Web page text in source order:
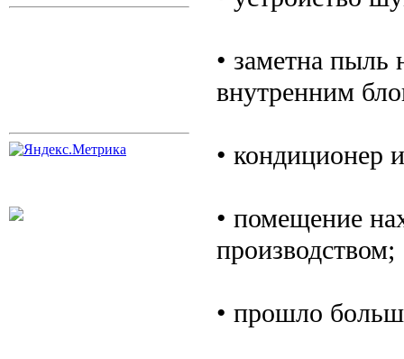
• заметна пыль
внутренним
• кондиционер
• помещение
производством;
• прошло